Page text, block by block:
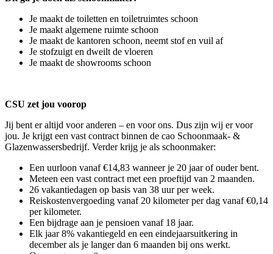
Je maakt de toiletten en toiletruimtes schoon
Je maakt algemene ruimte schoon
Je maakt de kantoren schoon, neemt stof en vuil af
Je stofzuigt en dweilt de vloeren
Je maakt de showrooms schoon
CSU zet jou voorop
Jij bent er altijd voor anderen – en voor ons. Dus zijn wij er voor
jou. Je krijgt een vast contract binnen de cao Schoonmaak- &
Glazenwassersbedrijf. Verder krijg je als schoonmaker:
Een uurloon vanaf €14,83 wanneer je 20 jaar of ouder bent.
Meteen een vast contract met een proeftijd van 2 maanden.
26 vakantiedagen op basis van 38 uur per week.
Reiskostenvergoeding vanaf 20 kilometer per dag vanaf €0,14
per kilometer.
Een bijdrage aan je pensioen vanaf 18 jaar.
Elk jaar 8% vakantiegeld en een eindejaarsuitkering in
december als je langer dan 6 maanden bij ons werkt.